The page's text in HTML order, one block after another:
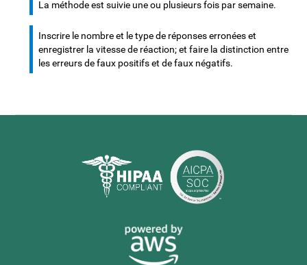
La méthode est suivie une ou plusieurs fois par semaine.
Inscrire le nombre et le type de réponses erronées et
enregistrer la vitesse de réaction; et faire la distinction entre
les erreurs de faux positifs et de faux négatifs.